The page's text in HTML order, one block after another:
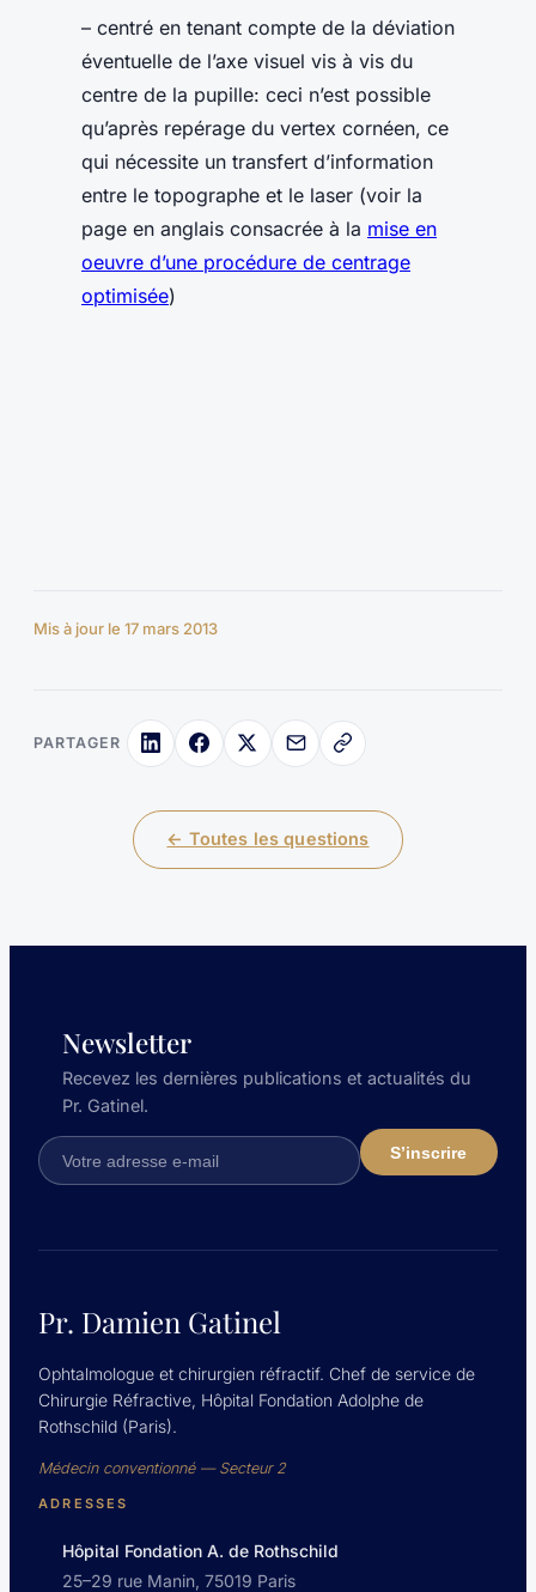
– centré en tenant compte de la déviation
éventuelle de l’axe visuel vis à vis du
centre de la pupille: ceci n’est possible
qu’après repérage du vertex cornéen, ce
qui nécessite un transfert d’information
entre le topographe et le laser (voir la
page en anglais consacrée à la mise en
oeuvre d’une procédure de centrage
optimisée)
Mis à jour le 17 mars 2013
PARTAGER
← Toutes les questions
Newsletter
Recevez les dernières publications et actualités du
Pr. Gatinel.
Pr. Damien Gatinel
Ophtalmologue et chirurgien réfractif. Chef de service de
Chirurgie Réfractive, Hôpital Fondation Adolphe de
Rothschild (Paris).
Médecin conventionné — Secteur 2
ADRESSES
Hôpital Fondation A. de Rothschild
25–29 rue Manin, 75019 Paris